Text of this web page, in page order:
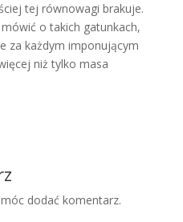
tej równowagi brakuje.
o takich gatunkach,
za każdym imponującym
niż tylko masa
dodać komentarz.